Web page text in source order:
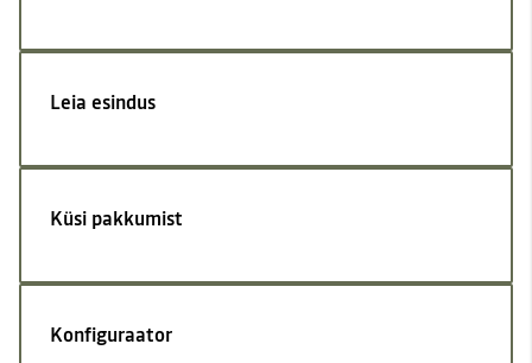
Leia esindus
Küsi pakkumist
Konfiguraator